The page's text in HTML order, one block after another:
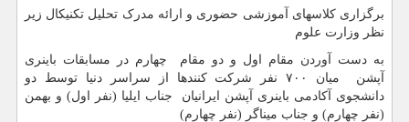
برگزاری کلاسهای آموزشی حضوری و ارائه مدرک تحلیل تکنیکال زیر
نظر وزارت علوم
به دست آوردن مقام اول و دو مقام چهارم در مسابقات باینری
آپشن میان ۷۰۰ نفر شرکت کنندها از سراسر دنیا توسط دو
دانشجوی آکادمی باینری آپشن ایرانیان جناب ایلیا (نفر اول) و بهمن
(نفر چهارم) و جناب میناگر (نفر چهارم)